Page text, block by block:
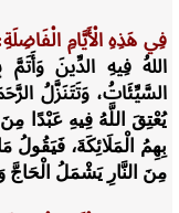
فِي هَذِهِ الْأَيَّامِ
اللهُ فِيهِ الدِّينَ
السَّيِّئَاتُ، وَتَتَنَزَّلُ
يُعْتِقَ اللَّهُ فِيهِ عَبْدًا
بِهِمُ الْمَلَائِكَةَ، فَيَقُولُ
مِنَ النَّارِ يَشْمَلُ